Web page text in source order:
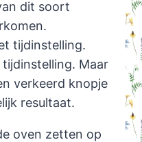
dit soort
tijdinstelling.
Maar
verkeerd knopje
resultaat.
oven zetten op